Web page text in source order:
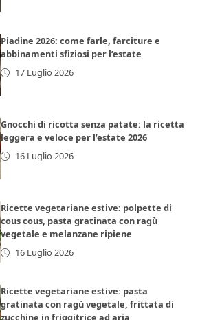
Piadine 2026: come farle, farciture e
abbinamenti sfiziosi per l’estate
17 Luglio 2026
Gnocchi di ricotta senza patate: la ricetta
leggera e veloce per l’estate 2026
16 Luglio 2026
Ricette vegetariane estive: polpette di
cous cous, pasta gratinata con ragù
vegetale e melanzane ripiene
16 Luglio 2026
Ricette vegetariane estive: pasta
gratinata con ragù vegetale, frittata di
zucchine in friggitrice ad aria